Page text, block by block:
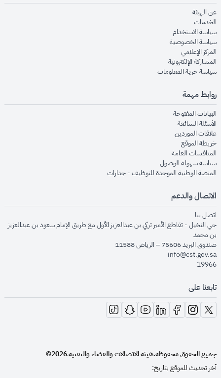
عن الهيئةopens in new window
الخدماتopens in new window
سياسة الاستخدام
سياسة الخصوصيةopens in new window
المركز الإعلاميopens in new window
المشاركة الإلكترونيةopens in new window
سياسة حرية المعلوماتopens in new window
روابط مهمة
البيانات المفتوحةopens in new window
الأسئلة الشائعةopens in new window
علاقات الموردينopens in new window
خريطة الموقعopens in new window
المنافسات العامةopens in new window
سياسة سهولة الوصولopens in new window
المنصة الوطنية الموحدة للتوظيف - جداراتopens in new window
الاتصال والدعم
اتصل بنا
حي النخيل - تقاطع الأمير تركي بن عبدالعزيز الأول مع طريق الإمام سعود بن عبدالعزيز
بن محمد
صندوق البريد 75606 – الرياض 11588
info@cst.gov.sa
19966
تابعنا على
opens in new window
opens in new window
opens in new window
opens in new window
opens in new window
opens in new window
opens in new window
جميع الحقوق محفوظة.هيئة الاتصالات والفضاء والتقنية.
2026©
آخر تحديث للموقع بتاريخ: